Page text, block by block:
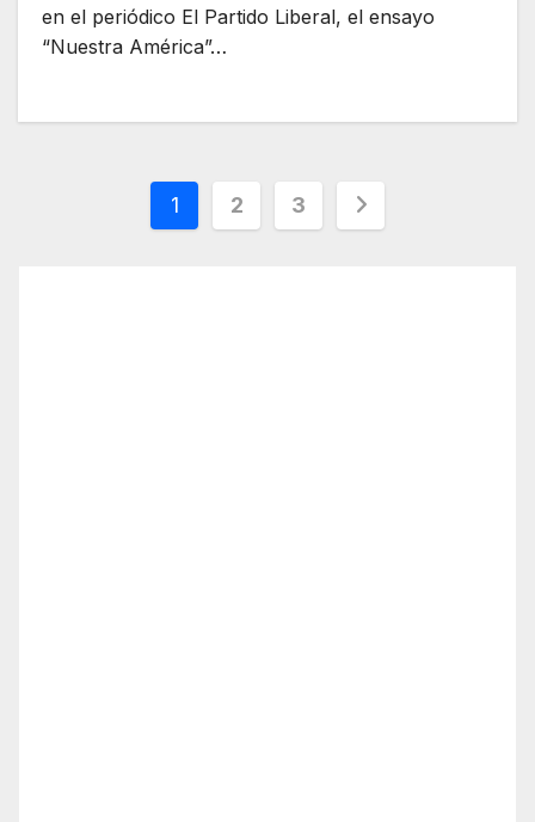
en el periódico El Partido Liberal, el ensayo
“Nuestra América”…
Paginación
1 2 3